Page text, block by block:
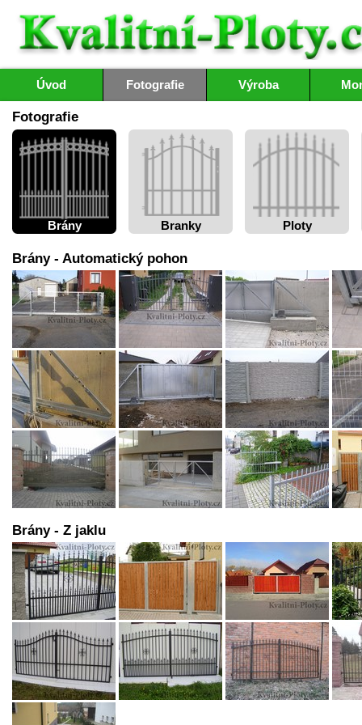
Úvod Fotografie Výroba
Fotografie
Brány Branky Ploty
Brány - Automatický pohon
Brány - Z jaklu